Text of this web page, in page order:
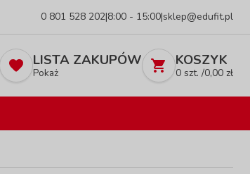
0 801 528 202|8:00 - 15:00|sklep@edufit.pl
LISTA ZAKUPÓW
Pokaż
KOSZYK
0 szt. /0,00 zł